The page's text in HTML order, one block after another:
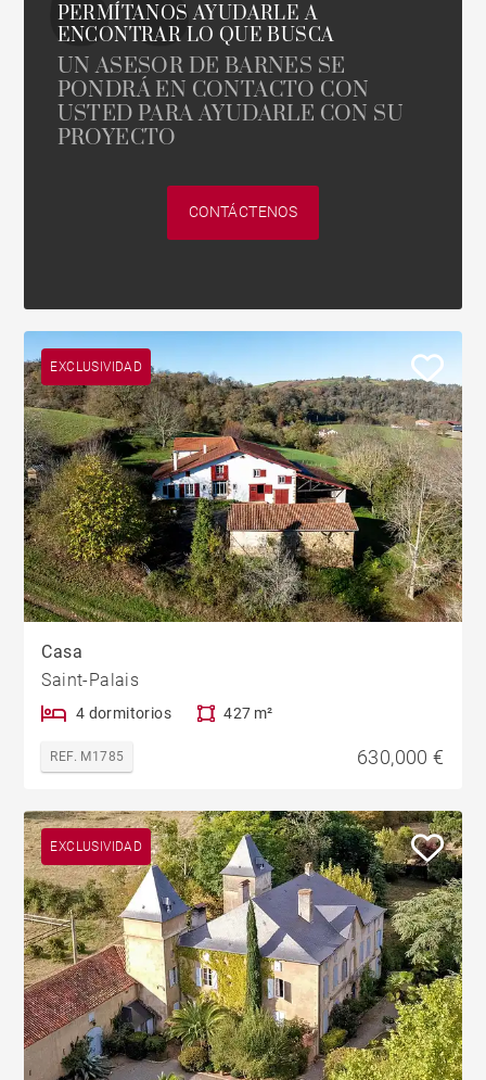
PERMÍTANOS AYUDARLE A
ENCONTRAR LO QUE BUSCA
UN ASESOR DE BARNES SE
PONDRÁ EN CONTACTO CON
USTED PARA AYUDARLE CON SU
PROYECTO
CONTÁCTENOS
EXCLUSIVIDAD
Casa
Saint-Palais
4 dormitorios 427 m²
REF. M1785 630,000 €
EXCLUSIVIDAD